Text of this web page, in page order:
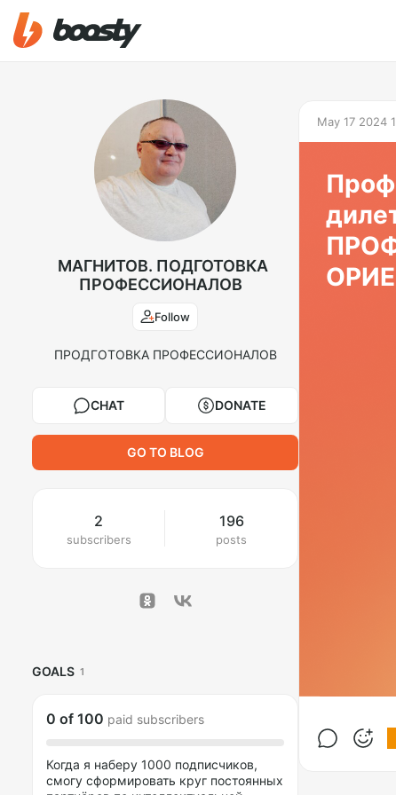
МАГНИТОВ. ПОДГОТОВКА
ПРОФЕССИОНАЛОВ
Follow
ПРОДГОТОВКА ПРОФЕССИОНАЛОВ
CHAT DONATE
GO TO BLOG
2
subscribers
196
posts
GOALS 1
0 of 100 paid subscribers
Когда я наберу 1000 подписчиков,
смогу сформировать круг постоянных
May 17 2024